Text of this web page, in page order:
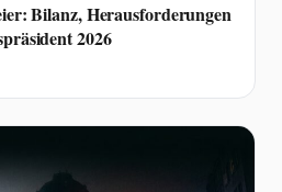
Bilanz, Herausforderungen
2026